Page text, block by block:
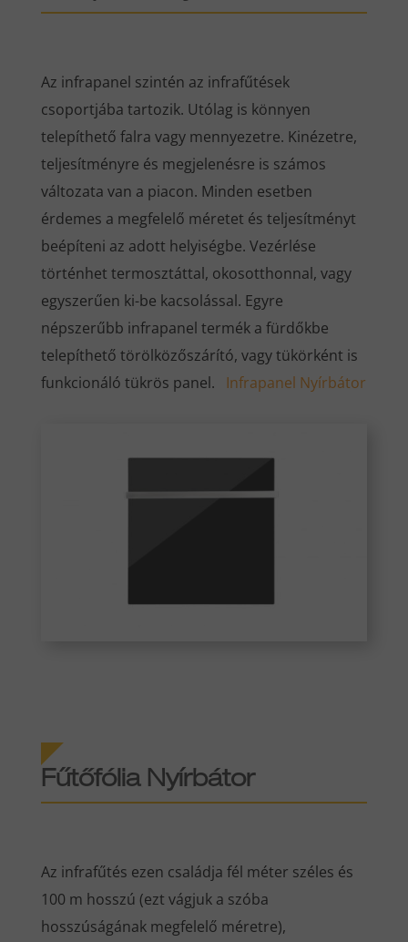
Az infrapanel szintén az infrafűtések
csoportjába tartozik. Utólag is könnyen
telepíthető falra vagy mennyezetre. Kinézetre,
teljesítményre és megjelenésre is számos
változata van a piacon. Minden esetben
érdemes a megfelelő méretet és teljesítményt
beépíteni az adott helyiségbe. Vezérlése
történhet termosztáttal, okosotthonnal, vagy
egyszerűen ki-be kacsolással. Egyre
népszerűbb infrapanel termék a fürdőkbe
telepíthető törölközőszárító, vagy tükörként is
funkcionáló tükrös panel. Infrapanel Nyírbátor
Fűtőfólia Nyírbátor
Az infrafűtés ezen családja fél méter széles és
100 m hosszú (ezt vágjuk a szóba
hosszúságának megfelelő méretre),